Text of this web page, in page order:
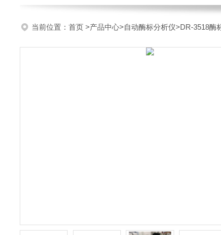
当前位置： 首页 >产品中心>自动酶标分析仪>DR-3518酶